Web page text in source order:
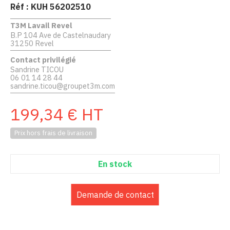
Réf : KUH 56202510
T3M Lavail Revel
B.P 104 Ave de Castelnaudary
31250 Revel
Contact privilégié
Sandrine TICOU
06 01 14 28 44
sandrine.ticou@groupet3m.com
199,34 € HT
Prix hors frais de livraison
En stock
Demande de contact